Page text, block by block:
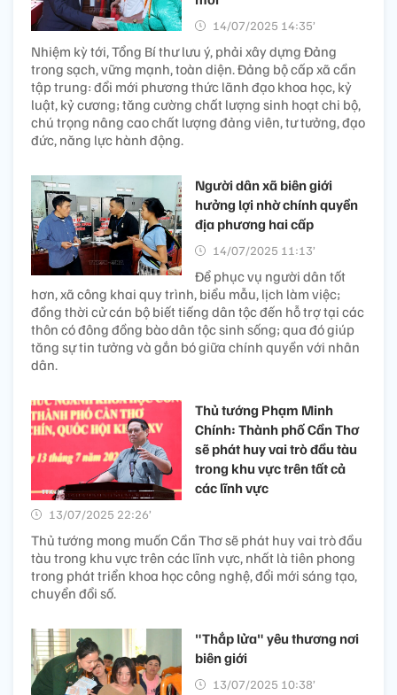
14/07/2025 14:35’
Nhiệm kỳ tới, Tổng Bí thư lưu ý, phải xây dựng Đảng
trong sạch, vững mạnh, toàn diện. Đảng bộ cấp xã cần
tập trung: đổi mới phương thức lãnh đạo khoa học, kỷ
luật, kỷ cương; tăng cường chất lượng sinh hoạt chi bộ,
chú trọng nâng cao chất lượng đảng viên, tư tưởng, đạo
đức, năng lực hành động.
Người dân xã biên giới
hưởng lợi nhờ chính quyền
địa phương hai cấp
14/07/2025 11:13’
Để phục vụ người dân tốt
hơn, xã công khai quy trình, biểu mẫu, lịch làm việc;
đồng thời cử cán bộ biết tiếng dân tộc đến hỗ trợ tại các
thôn có đông đồng bào dân tộc sinh sống; qua đó giúp
tăng sự tin tưởng và gắn bó giữa chính quyền với nhân
dân.
Thủ tướng Phạm Minh
Chính: Thành phố Cần Thơ
sẽ phát huy vai trò đầu tàu
trong khu vực trên tất cả
các lĩnh vực
13/07/2025 22:26’
Thủ tướng mong muốn Cần Thơ sẽ phát huy vai trò đầu
tàu trong khu vực trên các lĩnh vực, nhất là tiên phong
trong phát triển khoa học công nghệ, đổi mới sáng tạo,
chuyển đổi số.
"Thắp lửa" yêu thương nơi
biên giới
13/07/2025 10:38’